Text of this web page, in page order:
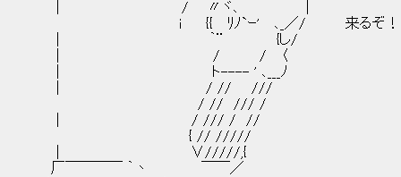
| / 〃ヾ､ ｜
i {{ ﾘﾉ`ｰ' ､_／/ 来るぞ！ 皆飲ま
| ｀¨ {し/
| / / 〈
| ト---- ' ､___ﾉ
| / // ///
/ // /// /
| / /// / //
{ // /////
| ∨/////,{
厂￣￣￣￣ ｀丶 ￣￣／